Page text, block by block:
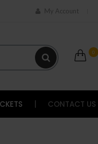
My Account
0
CONTACT US